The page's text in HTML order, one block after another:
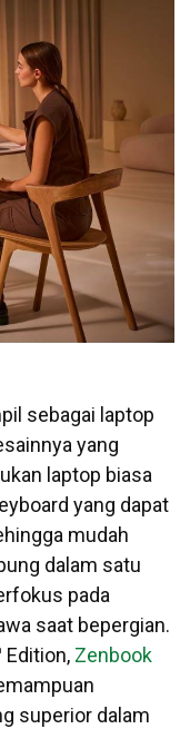
sebagai laptop
yang
laptop biasa
yang dapat
mudah
dalam satu
pada
saat bepergian.
Zenbook
superior dalam